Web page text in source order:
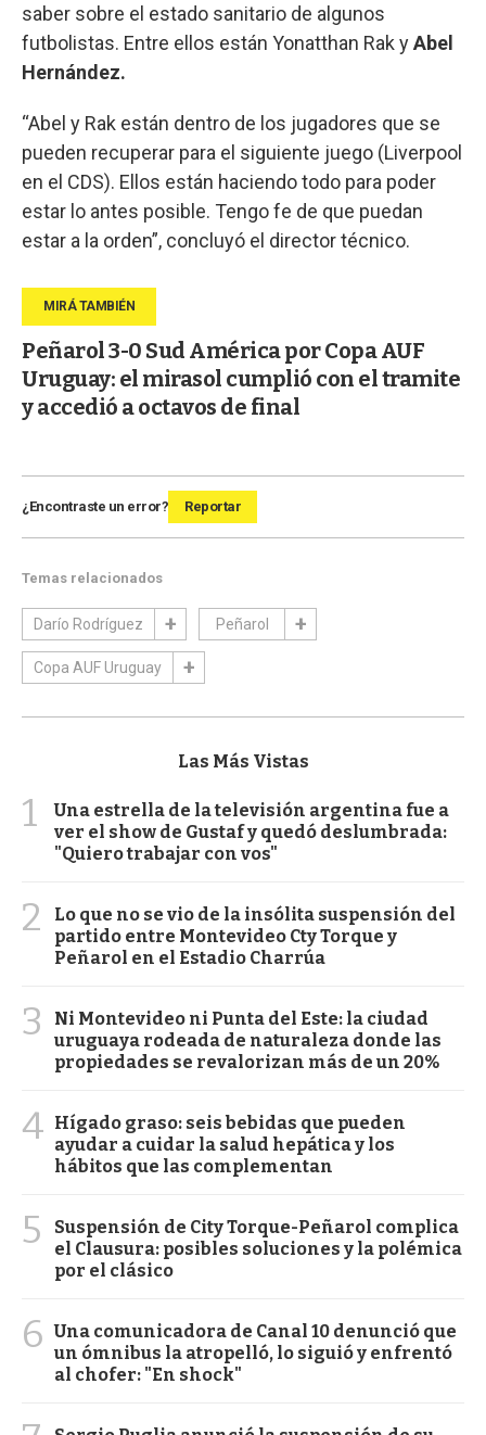
saber sobre el estado sanitario de algunos
futbolistas. Entre ellos están Yonatthan Rak yAbel
Hernández.
“Abel y Rak están dentro de los jugadores que se
pueden recuperar para el siguiente juego (Liverpool
en el CDS). Ellos están haciendo todo para poder
estar lo antes posible. Tengo fe de que puedan
estar a la orden”, concluyó el director técnico.
Peñarol 3-0 Sud América por Copa AUF
Uruguay: el mirasol cumplió con el tramite
y accedió a octavos de final
¿Encontraste un error? Reportar
Temas relacionados
Darío Rodríguez Peñarol
Copa AUF Uruguay
Las Más Vistas
1
Una estrella de la televisión argentina fue a
ver el show de Gustaf y quedó deslumbrada:
"Quiero trabajar con vos"
2
Lo que no se vio de la insólita suspensión del
partido entre Montevideo Cty Torque y
Peñarol en el Estadio Charrúa
3
Ni Montevideo ni Punta del Este: la ciudad
uruguaya rodeada de naturaleza donde las
propiedades se revalorizan más de un 20%
4 Hígado graso: seis bebidas que pueden
ayudar a cuidar la salud hepática y los
hábitos que las complementan
5
Suspensión de City Torque-Peñarol complica
el Clausura: posibles soluciones y la polémica
por el clásico
6 Una comunicadora de Canal 10 denunció que
un ómnibus la atropelló, lo siguió y enfrentó
al chofer: "En shock"